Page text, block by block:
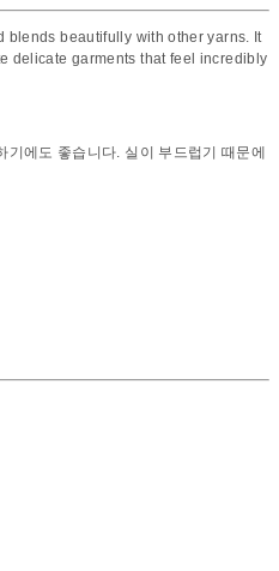
blends beautifully with other yarns. It
delicate garments that feel incredibly
에도 좋습니다. 실이 부드럽기 때문에